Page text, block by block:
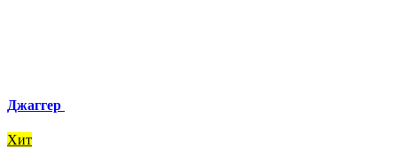
Джаггер
Хит